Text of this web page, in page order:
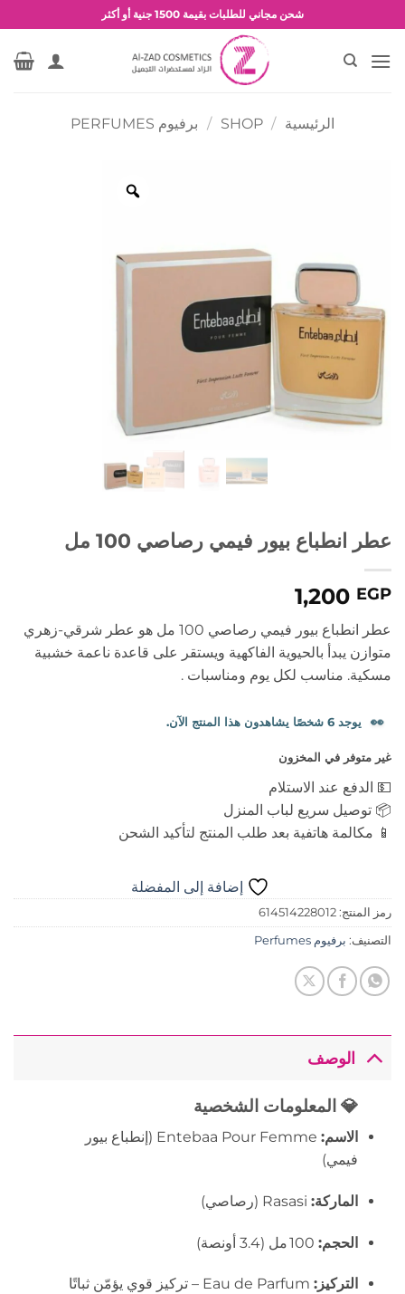
للمحتوى
شحن مجاني للطلبات بقيمة 1500 جنية أو أكثر
عروض وخصومات حصرية
الرئيسية /
SHOP
/ برفيوم PERFUMES
عطر انطباع بيور فيمي رصاصي 100 مل
1,200 EGP
عطر انطباع بيور فيمي رصاصي 100 مل هو عطر شرقي-زهري
متوازن يبدأ بالحيوية الفاكهية ويستقر على قاعدة ناعمة خشبية
مسكية. مناسب لكل يوم ومناسبات .
👀 يوجد 6 شخصًا يشاهدون هذا المنتج الآن.
غير متوفر في المخزون
💵 الدفع عند الاستلام
📦 توصيل سريع لباب المنزل
📱 مكالمة هاتفية بعد طلب المنتج لتأكيد الشحن
إضافة إلى المفضلة
رمز المنتج: 614514228012
التصنيف: برفيوم Perfumes
الوصف
💎 المعلومات الشخصية
الاسم:
Entebaa Pour Femme (إنطباع بيور
فيمي)
الماركة:Rasasi (رصاصي)
الحجم:100 مل (3.4 أونصة)
التركيز:
Eau de Parfum – تركيز قوي يؤمّن ثباتًا